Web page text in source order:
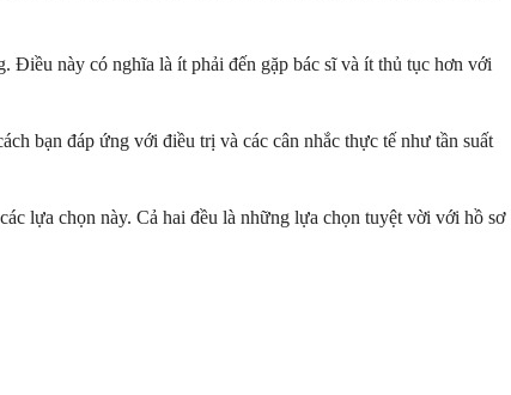
Điều này có nghĩa là ít phải đến gặp bác sĩ và ít thủ tục hơn với
bạn đáp ứng với điều trị và các cân nhắc thực tế như tần suất
lựa chọn này. Cả hai đều là những lựa chọn tuyệt vời với hồ sơ